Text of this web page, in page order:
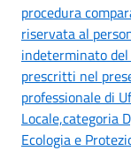
procedura
riservata al
indeterminato
prescritti nel
professionale di
Locale,categoria
Ecologia e